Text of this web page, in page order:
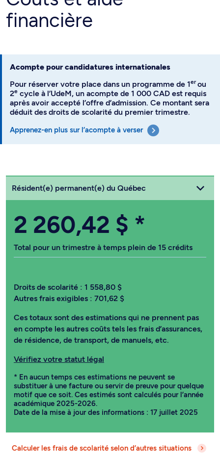
financière
Acompte pour candidatures internationales
Pour réserver votre place dans un programme de 1erou
2e cycle à l’UdeM, un acompte de 1 000 CAD est requis
après avoir accepté l’offre d’admission. Ce montant sera
déduit des droits de scolarité du premier trimestre.
Apprenez-en plus sur l’acompte à verser
Choisissez votre statut
Résident(e) permanent(e) du Québec
2 260,42 $ *
Total pour un trimestre à temps plein de 15 crédits
Droits de scolarité : 1 558,80 $
Autres frais exigibles : 701,62 $
Ces totaux sont des estimations qui ne prennent pas
en compte les autres coûts tels les frais d’assurances,
de résidence, de transport, de manuels, etc.
Vérifiez votre statut légal
* En aucun temps ces estimations ne peuvent se
substituer à une facture ou servir de preuve pour quelque
motif que ce soit. Ces estimés sont calculés pour l’année
académique 2025-2026.
Date de la mise à jour des informations : 17 juillet 2025
Calculer les frais de scolarité selon d’autres situations